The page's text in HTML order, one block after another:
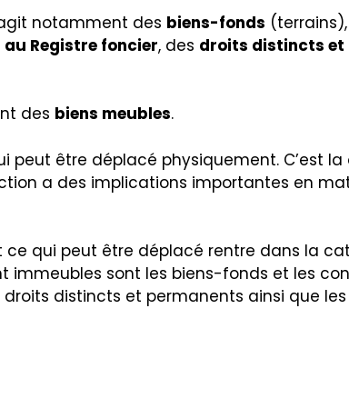
notamment des biens-fonds
Registre foncier, des droits distincts et
des biens meubles.
peut être déplacé physiquement. C’est la
a des implications importantes en
ce qui peut être déplacé rentre dans la
immeubles sont les biens-fonds et les
distincts et permanents ainsi que